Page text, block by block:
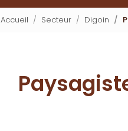
Accueil Secteur Digoin